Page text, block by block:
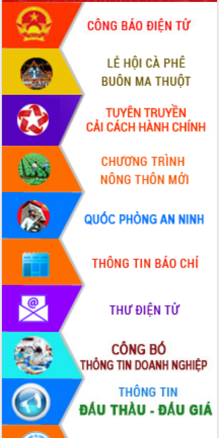
món ăn từ sầu riêng
Đắk Lắk công bố Quy hoạch và xúc
tiến đầu tư tỉnh
Ngành cá ngừ Đắk Lắk chủ động thích
ứng để giữ vững thị trường xuất khẩu
Diễn đàn Kinh tế tư nhân Việt Nam đột
phá cơ chế - Hợp tác công tư
Đề án 06 tạo bước ngoặt đột phá trong
cải cách hành chính tỉnh Đắk Lắk
Kết nối tour, đẩy mạnh chuyển đổi số
để phát triển du lịch Đắk Lắk
Khởi động Dự án Đầu tư xây dựng hạ
tầng kỹ thuật Cụm công nghiệp Tân
Tiến
Gặp mặt các cơ quan báo chí nhân Kỷ
niệm 101 năm Ngày Báo chí Cách
mạng Việt Nam
Đắk Lắk sơ kết 4 năm triển khai thực
hiện Đề án 06 của Chính phủ
Họp báo thông tin về Hội nghị Công bố
Quy hoạch và Xúc tiến đầu tư tỉnh Đắk
Khơi thông điểm nghẽn, đẩy nhanh
giải ngân vốn khắc phục thiên tai
HĐND tỉnh thông qua điều chỉnh Quy
hoạch tỉnh thời kỳ 2021-2030
Hội thảo góp ý hồ sơ điều chỉnh quy
hoạch tỉnh Đắk Lắk thời kỳ 2021-2030,
tầm nhìn đến năm 2050
Nâng cao hiệu quả hoạt động của các
doanh nghiệp nhà nước
Hội nghị triển khai kết nối mạng
truyền số liệu chuyên dùng phục vụ cơ
quan Đảng, Nhà nước
Lễ phát động chuỗi hoạt động chung
tay làm sạch môi trường
Xã Ea Kar bước chuyển mình trong
công tác cải cách hành chính mô hình
mới
UBND tỉnh họp báo định kỳ tháng 4
năm 2026